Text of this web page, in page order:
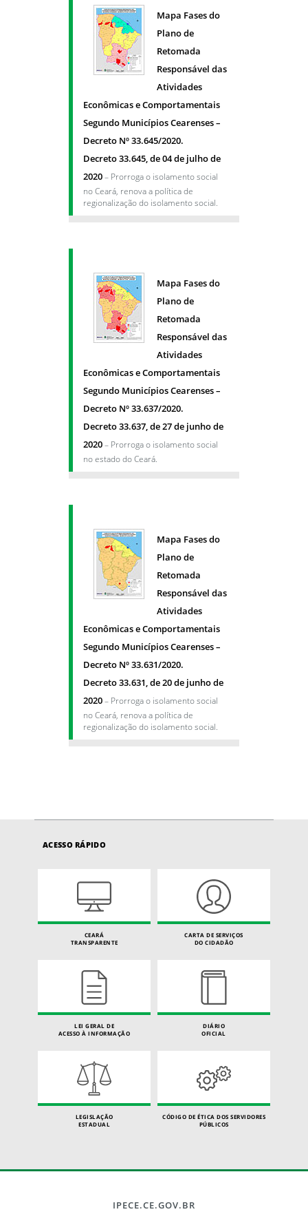
Mapa Fases do
Plano de
Retomada
Responsável das
Atividades
Econômicas e Comportamentais
Segundo Municípios Cearenses –
Decreto Nº 33.645/2020.
Decreto 33.645, de 04 de julho de
2020– Prorroga o isolamento social
no Ceará, renova a política de
regionalização do isolamento social.
Mapa Fases do
Plano de
Retomada
Responsável das
Atividades
Econômicas e Comportamentais
Segundo Municípios Cearenses –
Decreto Nº 33.637/2020.
Decreto 33.637, de 27 de junho de
2020– Prorroga o isolamento social
no estado do Ceará.
Mapa Fases do
Plano de
Retomada
Responsável das
Atividades
Econômicas e Comportamentais
Segundo Municípios Cearenses –
Decreto Nº 33.631/2020.
Decreto 33.631, de 20 de junho de
2020– Prorroga o isolamento social
no Ceará, renova a política de
regionalização do isolamento social.
ACESSO RÁPIDO
CEARÁ
TRANSPARENTE
CARTA DE SERVIÇOS
DO CIDADÃO
LEI GERAL DE
ACESSO À INFORMAÇÃO
DIÁRIO
OFICIAL
LEGISLAÇÃO
ESTADUAL
CÓDIGO DE ÉTICA DOS SERVIDORES
PÚBLICOS
IPECE.CE.GOV.BR